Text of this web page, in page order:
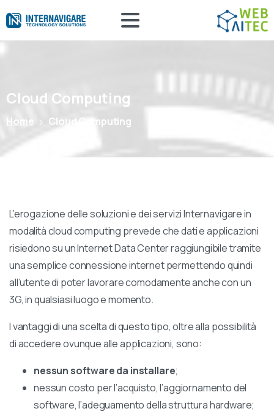
Cloud Computing
Home Cloud Computing
L’erogazione delle soluzioni e dei servizi Internavigare in
modalità cloud computing prevede che dati e applicazioni
risiedono su un Internet Data Center raggiungibile tramite
una semplice connessione internet permettendo quindi
all’utente di poter lavorare comodamente anche con un
3G, in qualsiasi luogo e momento.
I vantaggi di una scelta di questo tipo, oltre alla possibilità
di accedere ovunque alle applicazioni, sono:
nessun software da installare;
nessun costo per l’acquisto, l’aggiornamento del
software, l’adeguamento della struttura hardware;